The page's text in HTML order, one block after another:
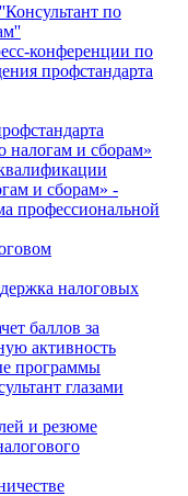
по
конференции по
профстандарта
налогам и сборам»
и сборам» -
профессиональной
налоговых
баллов за
активность
программы
глазами
и резюме